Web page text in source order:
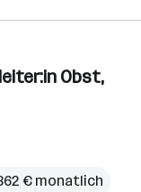
Obst,
€ monatlich